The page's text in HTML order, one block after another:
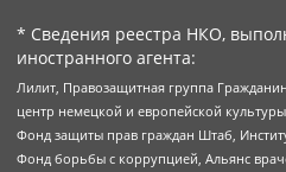
* Сведения реестра НКО,
иностранного агента:
Лилит, Правозащитная группа
центр немецкой и европейской
Фонд защиты прав граждан Штаб,
Фонд борьбы с коррупцией, Альянс